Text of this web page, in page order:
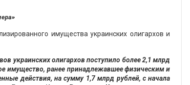
имущества украинских олигархов и
украинских олигархов поступило более 2,1 млрд
имущество, ранее принадлежавшее физическим и
действия, на сумму 1,7 млрд рублей, с начала